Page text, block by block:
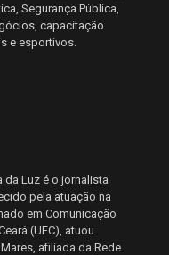
Segurança Pública,
capacitação
e esportivos.
da Luz é o jornalista
pela atuação na
em Comunicação
(UFC), atuou
afiliada da Rede